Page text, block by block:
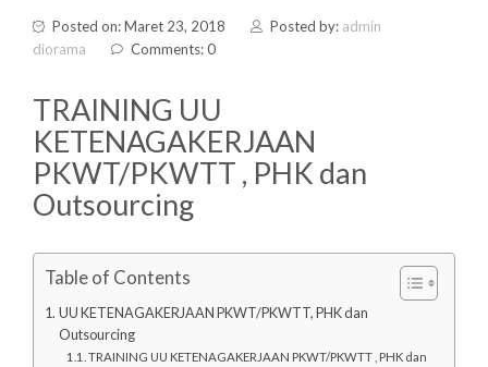
Posted on: Maret 23, 2018 Posted by: admin
diorama
Comments: 0
TRAINING UU
KETENAGAKERJAAN
PKWT/PKWTT , PHK dan
Outsourcing
Table of Contents
UU KETENAGAKERJAAN PKWT/PKWTT, PHK dan
Outsourcing
TRAINING UU KETENAGAKERJAAN PKWT/PKWTT , PHK dan